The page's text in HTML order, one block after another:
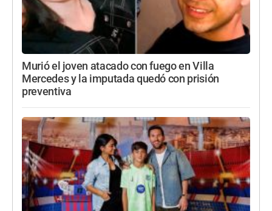
Murió el joven atacado con fuego en Villa
Mercedes y la imputada quedó con prisión
preventiva